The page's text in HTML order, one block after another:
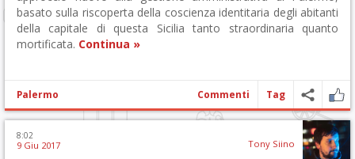
basato sulla riscoperta della coscienza identitaria degli abitanti
della capitale di questa Sicilia tanto straordinaria quanto
mortificata. Continua »
Palermo Commenti Tag
8:02
9 Giu 2017 Tony Siino